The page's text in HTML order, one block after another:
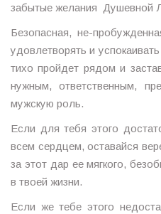
забытые желания Душевной
Безопасная, не-
удовлетворять и
тихо пройдет рядом и
нужным, ответственным,
мужскую роль.
Если для тебя этого
всем сердцем, оставайся
за этот дар ее мягкого,
в твоей жизни.
Если же тебе этого